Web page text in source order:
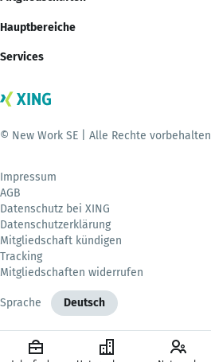
Hauptbereiche
Services
© New Work SE | Alle Rechte vorbehalten
Impressum
AGB
Datenschutz bei XING
Datenschutzerklärung
Mitgliedschaft kündigen
Tracking
Mitgliedschaften widerrufen
Sprache Deutsch